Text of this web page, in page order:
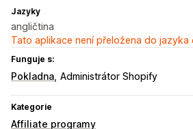
Jazyky
angličtina
Tato aplikace není přeložena do jazyka
Funguje s:
Pokladna Administrátor Shopify
Kategorie
Affiliate programy